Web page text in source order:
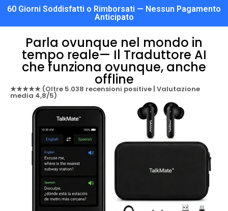
60 Giorni Soddisfatti o Rimborsati — Nessun Pagamento
Anticipato
Parla ovunque nel mondo in
tempo reale— Il Traduttore AI
che funziona ovunque, anche
offline
★★★★★ (Oltre 5.038 recensioni positive | Valutazione
media 4,8/5)